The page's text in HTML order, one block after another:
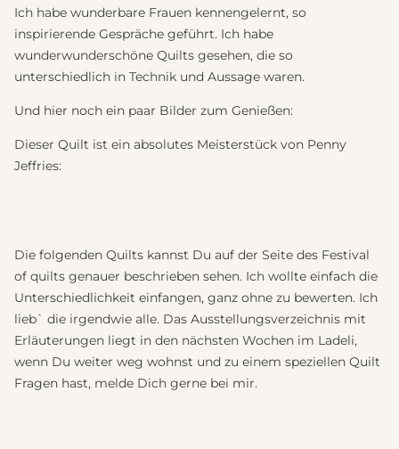
Ich habe wunderbare Frauen kennengelernt, so
inspirierende Gespräche geführt. Ich habe
wunderwunderschöne Quilts gesehen, die so
unterschiedlich in Technik und Aussage waren.
Und hier noch ein paar Bilder zum Genießen:
Dieser Quilt ist ein absolutes Meisterstück von Penny
Jeffries:
Die folgenden Quilts kannst Du auf der Seite des Festival
of quilts genauer beschrieben sehen. Ich wollte einfach die
Unterschiedlichkeit einfangen, ganz ohne zu bewerten. Ich
lieb` die irgendwie alle. Das Ausstellungsverzeichnis mit
Erläuterungen liegt in den nächsten Wochen im Ladeli,
wenn Du weiter weg wohnst und zu einem speziellen Quilt
Fragen hast, melde Dich gerne bei mir.